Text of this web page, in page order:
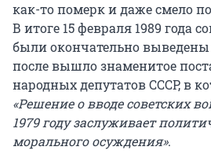
как-то померк и даже смело
В итоге 15 февраля 1989 года
были окончательно
после вышло знаменитое
народных депутатов СССР, в
«Решение о вводе советских
1979 году заслуживает
морального осуждения».